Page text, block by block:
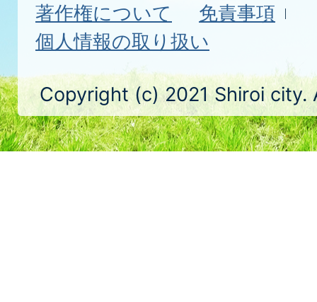
著作権について
免責事項
個人情報の取り扱い
Copyright (c) 2021 Shiroi city.